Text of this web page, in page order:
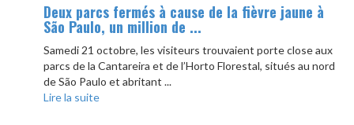
Deux parcs fermés à cause de la fièvre jaune à
São Paulo, un million de ...
Samedi 21 octobre, les visiteurs trouvaient porte close aux
parcs de la Cantareira et de l’Horto Florestal, situés au nord
de São Paulo et abritant ...
Lire la suite